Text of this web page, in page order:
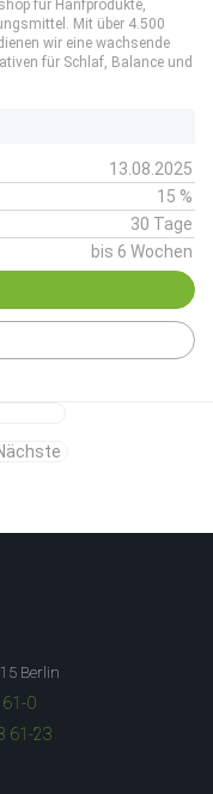
für Hanfprodukte,
Mit über 4.500
wir eine wachsende
für Schlaf, Balance und
13.08.2025
15 %
30 Tage
bis 6 Wochen
Berlin
0
61-23